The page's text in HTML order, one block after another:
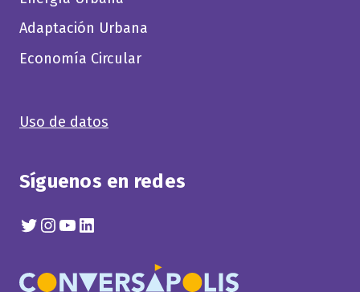
Adaptación Urbana
Economía Circular
Uso de datos
Síguenos en redes
Twitter
Instagram
YouTube
Linkedin